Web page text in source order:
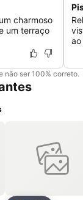
charmoso
um terraço
não ser 100% correto.